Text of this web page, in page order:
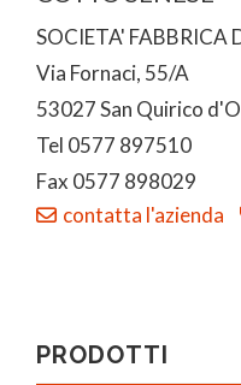
SOCIETA' FABBRICA
Via Fornaci, 55/A
53027 San Quirico
Tel 0577 897510
Fax 0577 898029
contatta l'azienda
PRODOTTI